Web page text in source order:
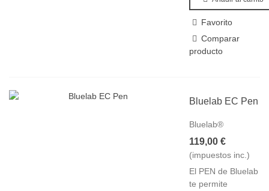
Favorito
Comparar
producto
Bluelab EC Pen
Bluelab®
119,00 €
(impuestos inc.)
El PEN de Bluelab
te permite